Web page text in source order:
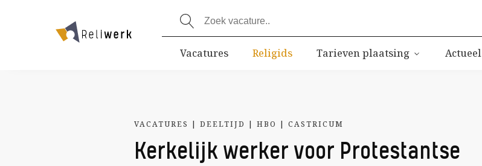
Vacatures Religids Tarieven plaatsing Actueel
VACATURES | DEELTIJD | HBO | CASTRICUM
Kerkelijk werker voor Protestantse